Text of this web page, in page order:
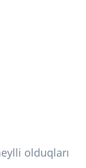
olduqları